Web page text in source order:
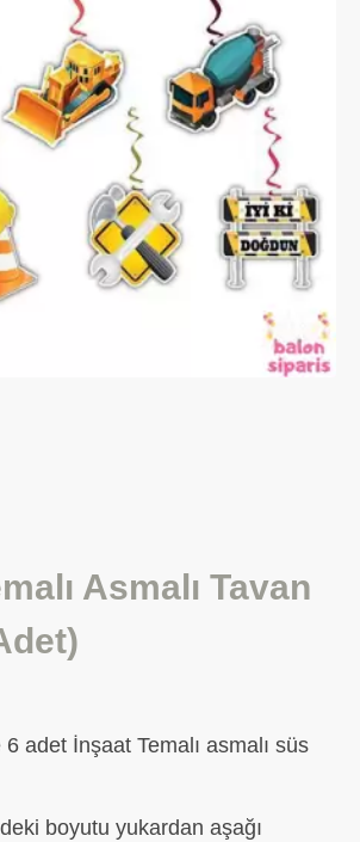
Asmalı Tavan
adet İnşaat Temalı asmalı süs
boyutu yukardan aşağı